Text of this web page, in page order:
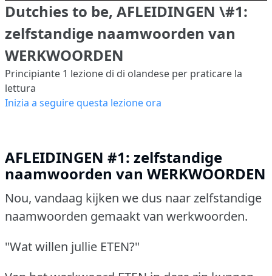
Dutchies to be, AFLEIDINGEN \#1:
zelfstandige naamwoorden van
WERKWOORDEN
Principiante 1 lezione di di olandese per praticare la
lettura
Inizia a seguire questa lezione ora
AFLEIDINGEN #1: zelfstandige
naamwoorden van WERKWOORDEN
Nou, vandaag kijken we dus naar zelfstandige
naamwoorden gemaakt van werkwoorden.
"Wat willen jullie ETEN?"